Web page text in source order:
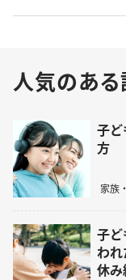
人気のある
子
方
家族
子
わ
休